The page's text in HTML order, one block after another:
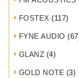
FOSTEX (117)
FYNE AUDIO
GLANZ (4)
GOLD NOTE (3)